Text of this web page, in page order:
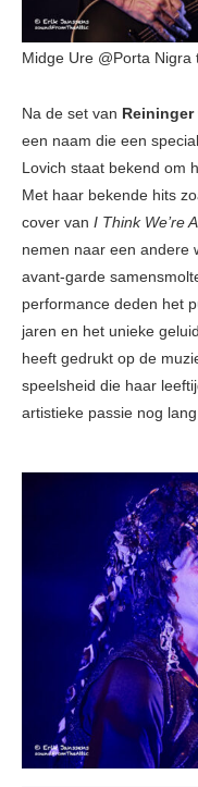
Midge Ure @Porta Nigra
Na de set van Reininger
een naam die een
Lovich staat bekend om
Met haar bekende hits
cover van I Think We’re
nemen naar een andere
avant-garde
performance deden het
jaren en het unieke
heeft gedrukt op de
speelsheid die haar
artistieke passie nog